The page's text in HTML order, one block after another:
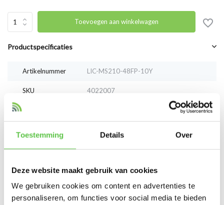
Toestemming Details Over
Deze website maakt gebruik van cookies
We gebruiken cookies om content en advertenties te
personaliseren, om functies voor social media te bieden
Toevoegen aan winkelwagen
Productspecificaties
Artikelnummer LIC-MS210-48FP-10Y
SKU 4022007
Vergelijk Delen
Reviews
Based on 0 reviews